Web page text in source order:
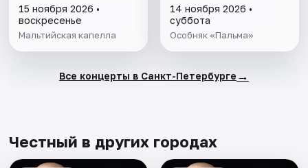
15 ноября 2026 •
воскресенье
Мальтийская капелла
14 ноября 2026 •
суббота
Особняк «Пальма»
Все концерты в Санкт-Петербурге →
Честный в других городах